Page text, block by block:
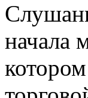
начала